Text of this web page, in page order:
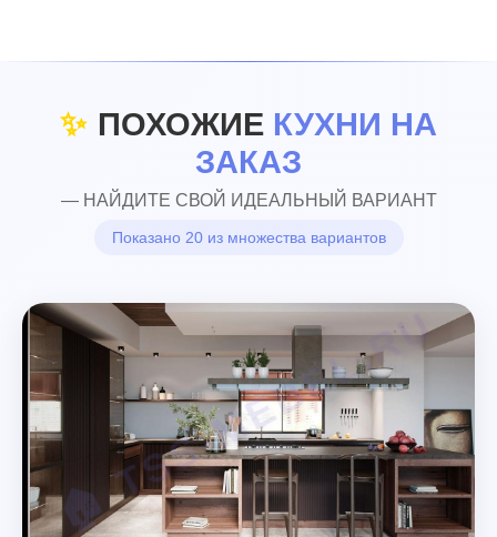
✨ ПОХОЖИЕ КУХНИ НА
ЗАКАЗ
— НАЙДИТЕ СВОЙ ИДЕАЛЬНЫЙ ВАРИАНТ
Показано 20 из множества вариантов